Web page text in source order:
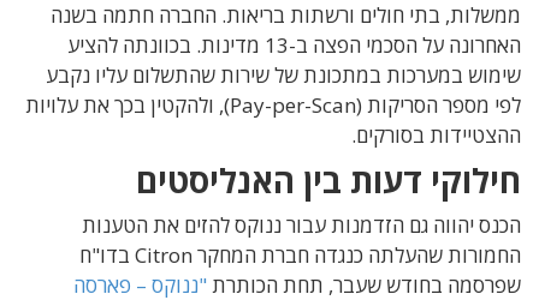
ממשלות, בתי חולים ורשתות בריאות. החברה חתמה בשנה
האחרונה על הסכמי הפצה ב-13 מדינות. בכוונתה להציע
שימוש במערכות במתכונת של שירות שהתשלום עליו נקבע
לפי מספר הסריקות (Pay-per-Scan), ולהקטין בכך את עלויות
ההצטיידות בסורקים.
חילוקי דעות בין האנליסטים
הכנס יהווה גם הזדמנות עבור ננוקס להזים את הטענות
החמורות שהעלתה כנגדה חברת המחקר Citron בדו"ח
שפרסמה בחודש שעבר, תחת הכותרת"ננוקס – פארסה